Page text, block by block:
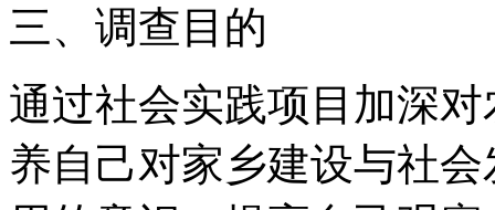
三、调查目的
通过社会实践项目加深
养自己对家乡建设与社